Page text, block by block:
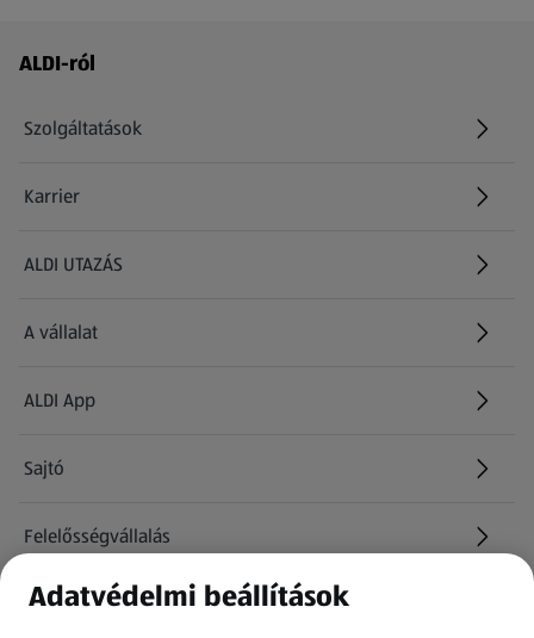
Láblécmenü - további linkek
ALDI-ról
Szolgáltatások
Karrier
(új oldalon nyílik meg)
ALDI UTAZÁS
(új oldalon nyílik meg)
A vállalat
ALDI App
Sajtó
Felelősségvállalás
Információk
Adatvédelmi beállítások